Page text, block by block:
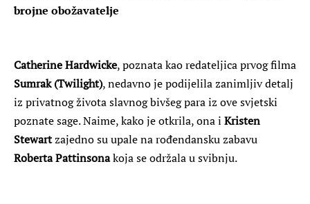
brojne obožavatelje
Catherine Hardwicke, poznata kao redateljica prvog filma
Sumrak (Twilight), nedavno je podijelila zanimljiv detalj
iz privatnog života slavnog bivšeg para iz ove svjetski
poznate sage. Naime, kako je otkrila, ona i Kristen
Stewartzajedno su upale na rođendansku zabavu
Roberta Pattinsonakoja se održala u svibnju.